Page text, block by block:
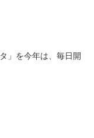
」を今年は、毎日開